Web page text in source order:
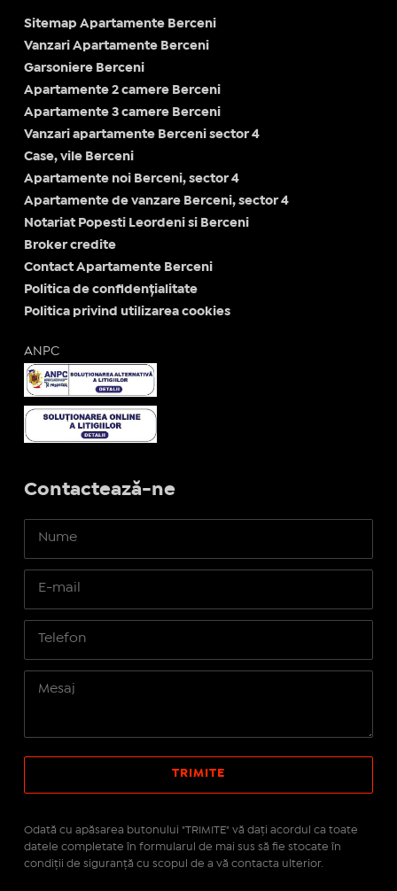
Sitemap Apartamente Berceni
Vanzari Apartamente Berceni
Garsoniere Berceni
Apartamente 2 camere Berceni
Apartamente 3 camere Berceni
Vanzari apartamente Berceni sector 4
Case, vile Berceni
Apartamente noi Berceni, sector 4
Apartamente de vanzare Berceni, sector 4
Notariat Popesti Leordeni si Berceni
Broker credite
Contact Apartamente Berceni
Politica de confidențialitate
Politica privind utilizarea cookies
ANPC
Contactează-ne
Odată cu apăsarea butonului "TRIMITE" vă daţi acordul ca toate
datele completate în formularul de mai sus să fie stocate în
condiţii de siguranţă cu scopul de a vă contacta ulterior.